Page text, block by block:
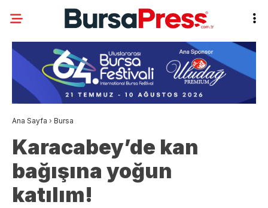
Ana Sayfa › Bursa
Karacabey’de kan
bağışına yoğun
katılım!